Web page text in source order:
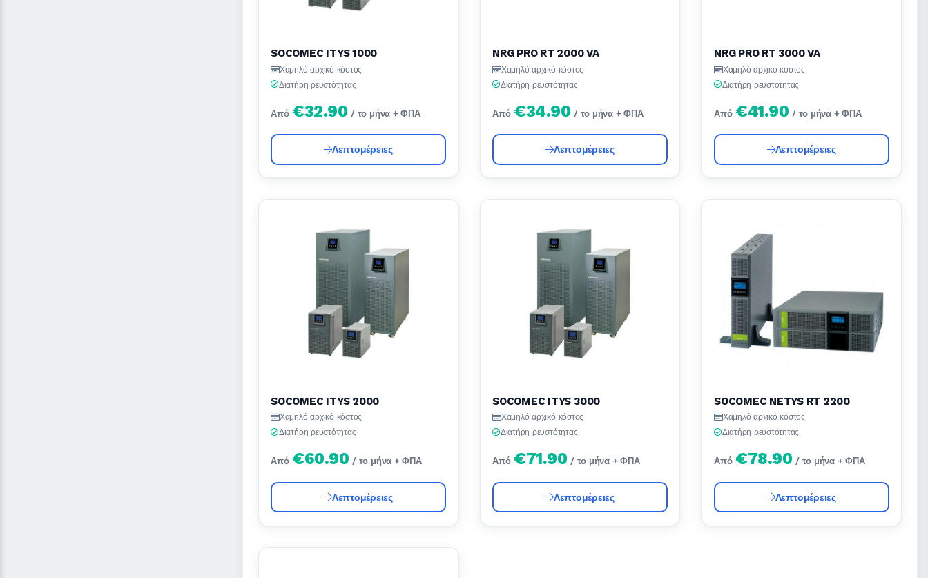
SOCOMEC ITYS 1000
Χαμηλό αρχικό κόστος
Διατήρη ρευστότητας
Από €32.90 / το μήνα + ΦΠΑ
Λεπτομέρειες
NRG PRO RT 2000 VA
Χαμηλό αρχικό κόστος
Διατήρη ρευστότητας
Από €34.90 / το μήνα + ΦΠΑ
Λεπτομέρειες
NRG PRO RT 3000 VA
Χαμηλό αρχικό κόστος
Διατήρη ρευστότητας
Από €41.90 / το μήνα + ΦΠΑ
Λεπτομέρειες
SOCOMEC ITYS 2000
Χαμηλό αρχικό κόστος
Διατήρη ρευστότητας
Από €60.90 / το μήνα + ΦΠΑ
Λεπτομέρειες
SOCOMEC ITYS 3000
Χαμηλό αρχικό κόστος
Διατήρη ρευστότητας
Από €71.90 / το μήνα + ΦΠΑ
Λεπτομέρειες
SOCOMEC NETYS RT 2200
Χαμηλό αρχικό κόστος
Διατήρη ρευστότητας
Από €78.90 / το μήνα + ΦΠΑ
Λεπτομέρειες